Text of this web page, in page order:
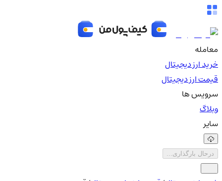
معامله
خرید ارز دیجیتال
قیمت ارز دیجیتال
سرویس ها
وبلاگ
سایر
درحال بارگذاری...